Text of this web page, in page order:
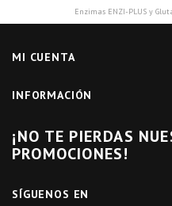
Enzimas ENZI-PLUS y
MI CUENTA
INFORMACIÓN
¡NO TE PIERDAS
PROMOCIONES!
SÍGUENOS EN